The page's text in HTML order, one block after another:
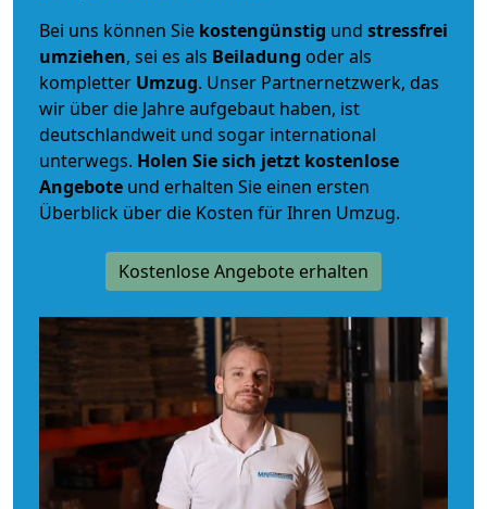
Bei uns können Sie kostengünstig und stressfrei
umziehen, sei es als Beiladung oder als
kompletter Umzug. Unser Partnernetzwerk, das
wir über die Jahre aufgebaut haben, ist
deutschlandweit und sogar international
unterwegs. Holen Sie sich jetzt kostenlose
Angebote und erhalten Sie einen ersten
Überblick über die Kosten für Ihren Umzug.
Kostenlose Angebote erhalten